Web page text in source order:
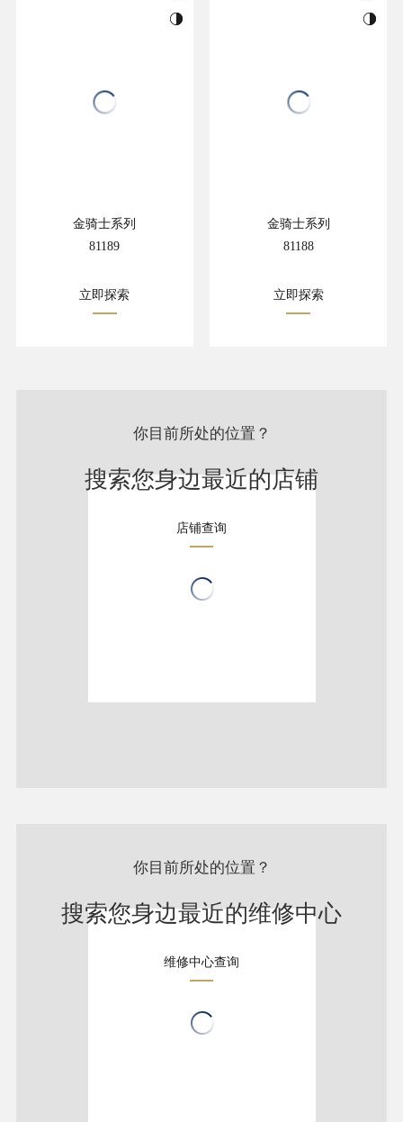
金骑士系列
81189
立即探索
金骑士系列
81188
立即探索
你目前所处的位置？
搜索您身边最近的店铺
店铺查询
你目前所处的位置？
搜索您身边最近的维修中心
维修中心查询